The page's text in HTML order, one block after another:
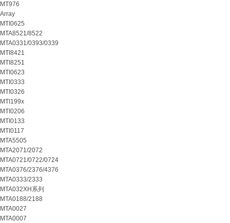
MT976
Array
MTI0625
MTA8521/8522
MTA0331/0393/0339
MTI8421
MTI8251
MTI0623
MTI0333
MTI0326
MTI199x
MTI0206
MTI0133
MTI0117
MTA5505
MTA2071/2072
MTA0721/0722/0724
MTA0376/2376/4376
MTA0333/2333
MTA032XH系列
MTA0188/2188
MTA0027
MTA0007